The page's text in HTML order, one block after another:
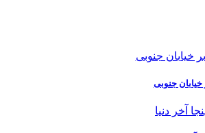
خیابان جنوبی